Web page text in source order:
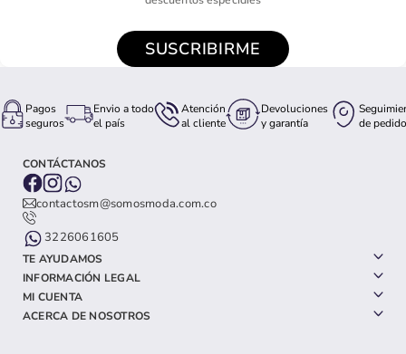
SUSCRIBIRME
Pagos
seguros
Envio a todo
el país
Atención
al cliente
Devoluciones
y garantía
de pedido
CONTÁCTANOS
contactosm@somosmoda.com.co
3226061605
TE AYUDAMOS
INFORMACIÓN LEGAL
MI CUENTA
ACERCA DE NOSOTROS